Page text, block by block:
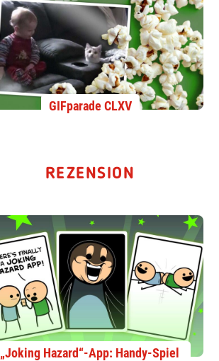
GIFparade CLXV
REZENSION
„Joking Hazard“-App: Handy-Spiel